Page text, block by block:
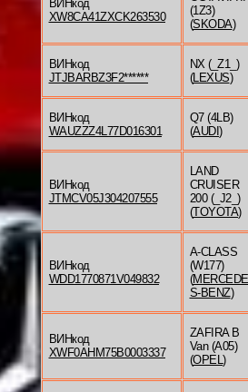
ВИНкод
XW8CA41ZXCK263530
(1Z3)
(SKODA)
ВИНкод
JTJBARBZ3F2******
NX (_Z1_)
(LEXUS)
ВИНкод
WAUZZZ4L77D016301
Q7 (4LB)
(AUDI )
ВИНкод
JTMCV05J304207555
LAND
CRUISER
200 (_J2_)
(TOYOTA)
ВИНкод
WDD1770871V049832
A-CLASS
(W177)
(MERCEDE
S-BENZ)
ВИНкод
XWF0AHM75B0003337
ZAFIRA B
Van (A05)
(OPEL)